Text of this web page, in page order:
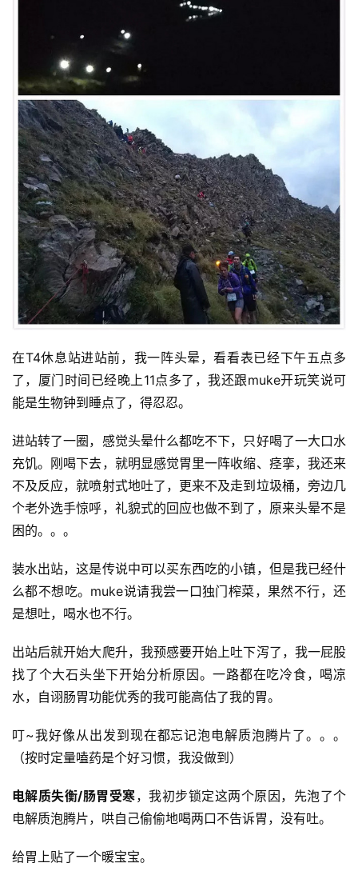
比
赛
察
备
练
在T4休息站进站前，我一阵头晕，看看表已经下午五点多
了，厦门时间已经晚上11点多了，我还跟muke开玩笑说可
能是生物钟到睡点了，得忍忍。
进站转了一圈，感觉头晕什么都吃不下，只好喝了一大口水
充饥。刚喝下去，就明显感觉胃里一阵收缩、痉挛，我还来
不及反应，就喷射式地吐了，更来不及走到垃圾桶，旁边几
个老外选手惊呼，礼貌式的回应也做不到了，原来头晕不是
困的。。。
装水出站，这是传说中可以买东西吃的小镇，但是我已经什
么都不想吃。muke说请我尝一口独门榨菜，果然不行，还
是想吐，喝水也不行。
出站后就开始大爬升，我预感要开始上吐下泻了，我一屁股
找了个大石头坐下开始分析原因。一路都在吃冷食，喝凉
水，自诩肠胃功能优秀的我可能高估了我的胃。
叮~我好像从出发到现在都忘记泡电解质泡腾片了。。。
（按时定量嗑药是个好习惯，我没做到）
电解质失衡/肠胃受寒，我初步锁定这两个原因，先泡了个
电解质泡腾片，哄自己偷偷地喝两口不告诉胃，没有吐。
给胃上贴了一个暖宝宝。